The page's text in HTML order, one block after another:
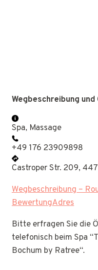
Wegbeschreibung
Spa, Massage
+49 176 23909898
Castroper Str. 209,
Wegbeschreibung –
BewertungAdres
Bitte erfragen Sie die
telefonisch beim Spa
Bochum by Ratree“.